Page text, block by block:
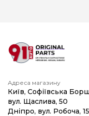
Адреса магазину
Київ, Софіївська
вул. Щаслива, 50
Дніпро, вул. Робоча,